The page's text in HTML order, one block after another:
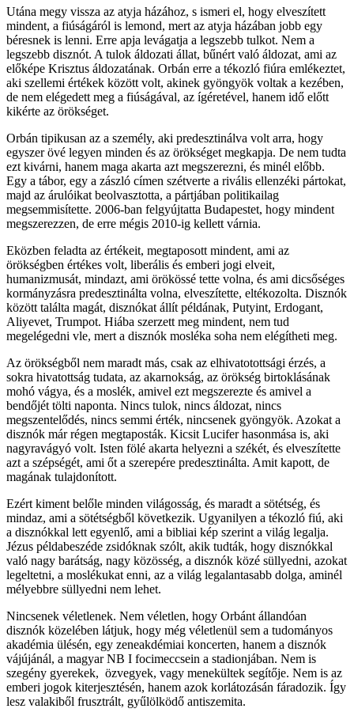
Utána megy vissza az atyja házához, s ismeri el, hogy elveszített
mindent, a fiúságáról is lemond, mert az atyja házában jobb egy
béresnek is lenni. Erre apja levágatja a legszebb tulkot. Nem a
legszebb disznót. A tulok áldozati állat, bűnért való áldozat, ami az
előképe Krisztus áldozatának. Orbán erre a tékozló fiúra emlékeztet,
aki szellemi értékek között volt, akinek gyöngyök voltak a kezében,
de nem elégedett meg a fiúságával, az ígéretével, hanem idő előtt
kikérte az örökséget.
Orbán tipikusan az a személy, aki predesztinálva volt arra, hogy
egyszer övé legyen minden és az örökséget megkapja. De nem tudta
ezt kivárni, hanem maga akarta azt megszerezni, és minél előbb.
Egy a tábor, egy a zászló címen szétverte a rivális ellenzéki pártokat,
majd az árulóikat beolvasztotta, a pártjában politikailag
megsemmisítette. 2006-ban felgyújtatta Budapestet, hogy mindent
megszerezzen, de erre mégis 2010-ig kellett várnia.
Eközben feladta az értékeit, megtaposott mindent, ami az
örökségben értékes volt, liberális és emberi jogi elveit,
humanizmusát, mindazt, ami örökössé tette volna, és ami dicsőséges
kormányzásra predesztinálta volna, elveszítette, eltékozolta. Disznók
között találta magát, disznókat állít példának, Putyint, Erdogant,
Aliyevet, Trumpot. Hiába szerzett meg mindent, nem tud
megelégedni vle, mert a disznók mosléka soha nem elégítheti meg.
Az örökségből nem maradt más, csak az elhivatotottsági érzés, a
sokra hivatottság tudata, az akarnokság, az örökség birtoklásának
mohó vágya, és a moslék, amivel ezt megszerezte és amivel a
bendőjét tölti naponta. Nincs tulok, nincs áldozat, nincs
megszentelődés, nincs semmi érték, nincsenek gyöngyök. Azokat a
disznók már régen megtaposták. Kicsit Lucifer hasonmása is, aki
nagyravágyó volt. Isten fölé akarta helyezni a székét, és elveszítette
azt a szépségét, ami őt a szerepére predesztinálta. Amit kapott, de
magának tulajdonított.
Ezért kiment belőle minden világosság, és maradt a sötétség, és
mindaz, ami a sötétségből következik. Ugyanilyen a tékozló fiú, aki
a disznókkal lett egyenlő, ami a bibliai kép szerint a világ legalja.
Jézus példabeszéde zsidóknak szólt, akik tudták, hogy disznókkal
való nagy barátság, nagy közösség, a disznók közé süllyedni, azokat
legeltetni, a moslékukat enni, az a világ legalantasabb dolga, aminél
mélyebbre süllyedni nem lehet.
Nincsenek véletlenek. Nem véletlen, hogy Orbánt állandóan
disznók közelében látjuk, hogy még véletlenül sem a tudományos
akadémia ülésén, egy zeneakdémiai koncerten, hanem a disznók
vájújánál, a magyar NB I focimeccsein a stadionjában. Nem is
szegény gyerekek, özvegyek, vagy menekültek segítője. Nem is az
emberi jogok kiterjesztésén, hanem azok korlátozásán fáradozik. Így
lesz valakiből frusztrált, gyűlölködő antiszemita.